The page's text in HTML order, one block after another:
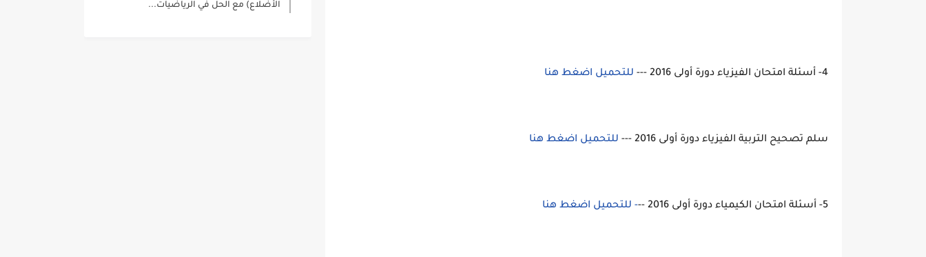
4- أسئلة امتحان الفيزياء دورة أولى 2016 --- للتحميل اضغط هنا
سلم تصحيح التربية الفيزياء دورة أولى 2016 --- للتحميل اضغط هنا
5- أسئلة امتحان الكيمياء دورة أولى 2016 -- - للتحميل اضغط هنا
الأضلاع) مع الحل في الرياضيات...